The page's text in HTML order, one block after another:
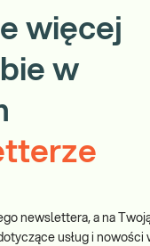
więcej
w
newslettera, a na
usług i nowości